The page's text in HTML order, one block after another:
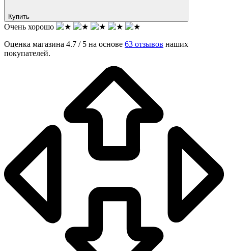
Купить
Очень хорошо
Оценка магазина 4.7 / 5 на основе 63 отзывов наших
покупателей.